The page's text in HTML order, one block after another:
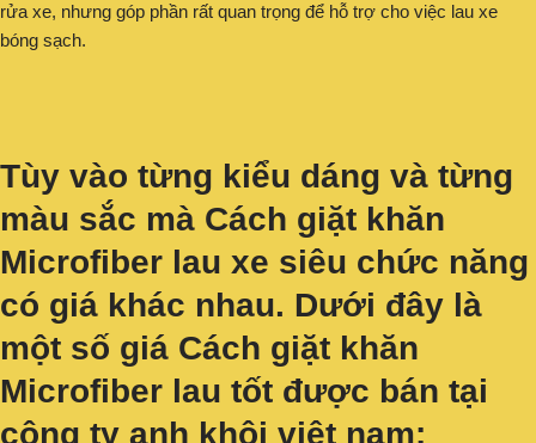
rửa xe, nhưng góp phần rất quan trọng để hỗ trợ cho việc lau xe
bóng sạch.
Tùy vào từng kiểu dáng và từng
màu sắc mà Cách giặt khăn
Microfiber lau xe siêu chức năng
có giá khác nhau. Dưới đây là
một số giá Cách giặt khăn
Microfiber lau tốt được bán tại
công ty anh khôi viêt nam: